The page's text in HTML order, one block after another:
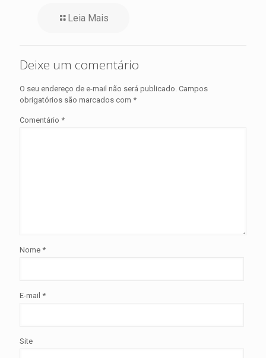
Leia Mais
Deixe um comentário
O seu endereço de e-mail não será publicado. Campos
obrigatórios são marcados com *
Comentário *
Nome *
E-mail *
Site